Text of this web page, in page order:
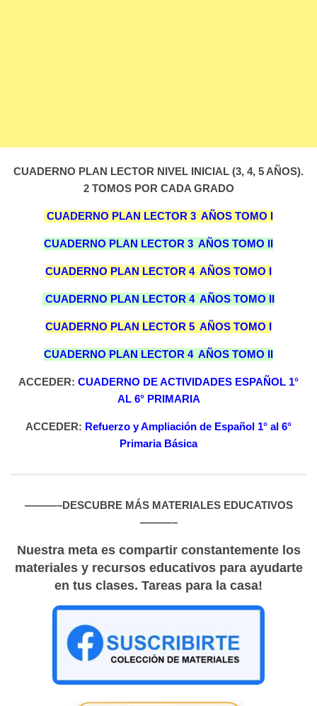
CUADERNO PLAN LECTOR NIVEL INICIAL (3, 4, 5 AÑOS).
2 TOMOS POR CADA GRADO
CUADERNO PLAN LECTOR 3 AÑOS TOMO I
CUADERNO PLAN LECTOR 3 AÑOS TOMO II
CUADERNO PLAN LECTOR 4 AÑOS TOMO I
CUADERNO PLAN LECTOR 4 AÑOS TOMO II
CUADERNO PLAN LECTOR 5 AÑOS TOMO I
CUADERNO PLAN LECTOR 4 AÑOS TOMO II
ACCEDER: CUADERNO DE ACTIVIDADES ESPAÑOL 1°
AL 6° PRIMARIA
ACCEDER: Refuerzo y Ampliación de Español 1° al 6°
Primaria Básica
———–DESCUBRE MÁS MATERIALES EDUCATIVOS
———–
Nuestra meta es compartir constantemente los
materiales y recursos educativos para ayudarte
en tus clases. Tareas para la casa!